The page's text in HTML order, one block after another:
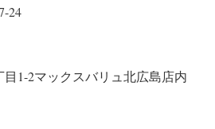
24
目1-2マックスバリュ北広島店内